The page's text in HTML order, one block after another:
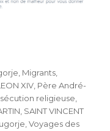
Migrants
XIV Père André-
religieuse
SAINT VINCENT
,Voyages des